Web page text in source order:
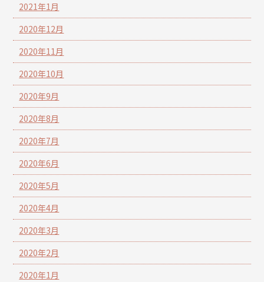
2021年1月
2020年12月
2020年11月
2020年10月
2020年9月
2020年8月
2020年7月
2020年6月
2020年5月
2020年4月
2020年3月
2020年2月
2020年1月